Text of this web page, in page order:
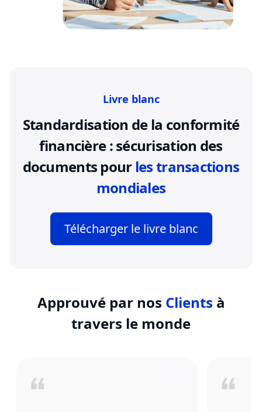
Livre blanc
Standardisation de la conformité
financière : sécurisation des
documents pourles transactions
mondiales
Télécharger le livre blanc
Approuvé par nos Clients à
travers le monde